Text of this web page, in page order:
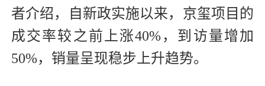
者介绍，自新政实施以来，京玺项目的
成交率较之前上涨40%，到访量增加
50%，销量呈现稳步上升趋势。